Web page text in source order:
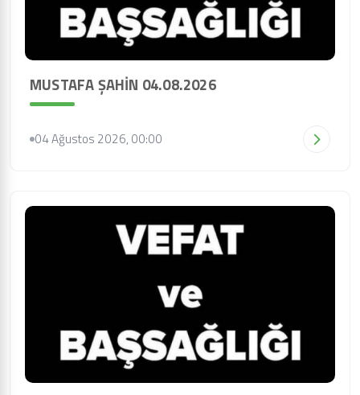
MUSTAFA ŞAHİN 04.08.2026
04 Ağustos 2026, 00:00